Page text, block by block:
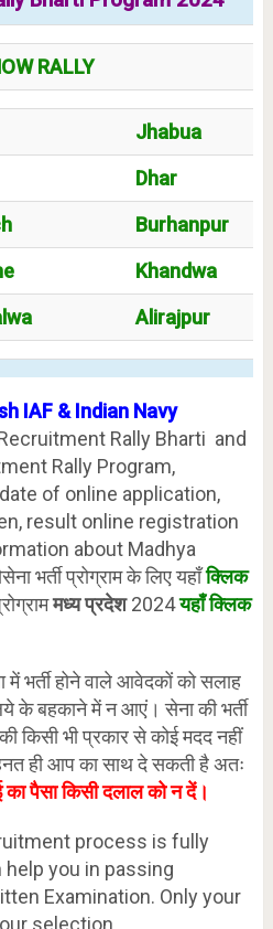
RALLY
Jhabua
Dhar
Burhanpur
Khandwa
Alirajpur
IAF & Indian Navy
Rally Bharti and
Rally Program,
of online application,
result online registration
about Madhya
भर्ती प्रोग्राम के लिए यहाँक्लिक
मध्य प्रदेश2024यहाँ क्लिक
में भर्ती होने वाले आवेदकों को सलाह
के बहकाने में न आएं। सेना की भर्ती
किसी भी प्रकार से कोई मदद नहीं
ही आप का साथ दे सकती है अतः
का पैसा किसी दलाल को न दें।
process is fully
you in passing
Examination. Only your
selection.